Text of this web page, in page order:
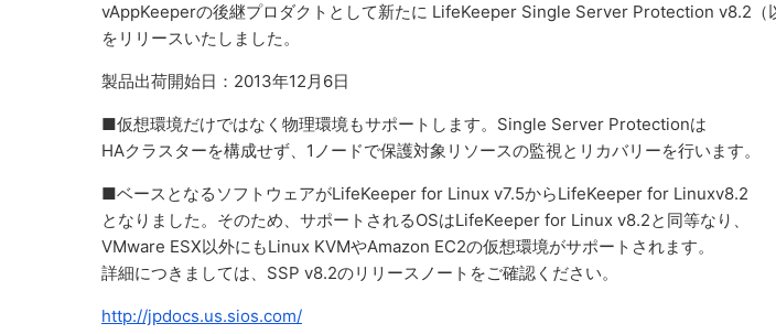
vAppKeeperの後継プロダクトとして新たに LifeKeeper Single Server Protection v8.2（
をリリースいたしました。
製品出荷開始日：2013年12月6日
■仮想環境だけではなく物理環境もサポートします。Single Server Protectionは
HAクラスターを構成せず、1ノードで保護対象リソースの監視とリカバリーを行います。
■ベースとなるソフトウェアがLifeKeeper for Linux v7.5からLifeKeeper for Linuxv8.2
となりました。そのため、サポートされるOSはLifeKeeper for Linux v8.2と同等なり、
VMware ESX以外にもLinux KVMやAmazon EC2の仮想環境がサポートされます。
詳細につきましては、SSP v8.2のリリースノートをご確認ください。
http://jpdocs.us.sios.com/